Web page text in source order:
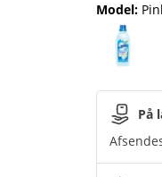
Model:
På